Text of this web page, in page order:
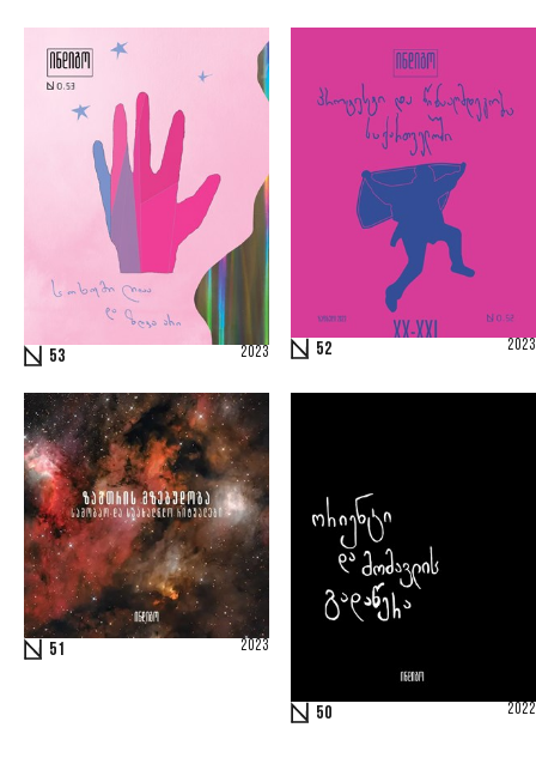
53 2023 52 2023
51 2023
50 2022